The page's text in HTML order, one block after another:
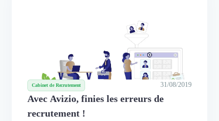
Cabinet de Recrutement 31/08/2019
Avec Avizio, finies les erreurs de
recrutement !